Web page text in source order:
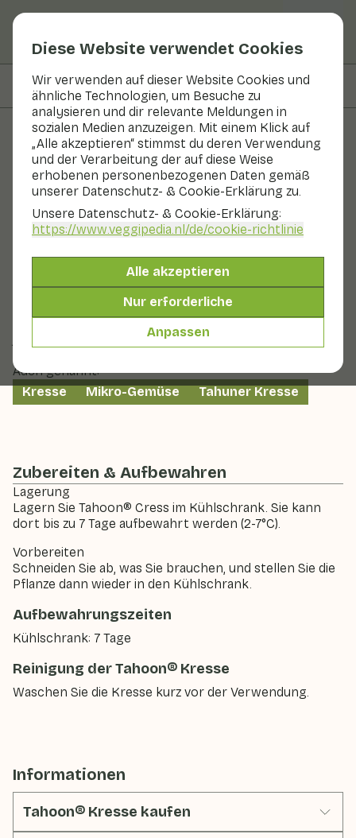
Diese Website verwendet Cookies
Wir verwenden auf dieser Website Cookies und
ähnliche Technologien, um Besuche zu
analysieren und dir relevante Meldungen in
sozialen Medien anzuzeigen. Mit einem Klick auf
„Alle akzeptieren“ stimmst du deren Verwendung
und der Verarbeitung der auf diese Weise
erhobenen personenbezogenen Daten gemäß
unserer Datenschutz- & Cookie-Erklärung zu.
Unsere Datenschutz- & Cookie-Erklärung:
https://www.veggipedia.nl/de/cookie-richtlinie
Alle akzeptieren
Nur erforderliche
Anpassen
Auf dieser Seite Verfügbarkeit
Obst und Gemüse
Tahoon Kresse®
In Saison Gemüse Kühlschrank
Pilz- und Bucheckernaroma beschrieben. Der
Geschmack bleibt lange erhalten. Tahoon® Cress ist
der Spross eines Baumes, der im Himalaya wächst. Im
zeitigen Frühjahr suchen die Frauen unter den Bäumen
nach den frisch gekeimten Samen dieses Baumes. Die
jungen Sprossen werden dann in Gerichten
Auch genannt:
Kresse
Mikro-Gemüse Tahuner Kresse
Zubereiten & Aufbewahren
Lagerung
Lagern Sie Tahoon® Cress im Kühlschrank. Sie kann
dort bis zu 7 Tage aufbewahrt werden (2-7°C).
Vorbereiten
Schneiden Sie ab, was Sie brauchen, und stellen Sie die
Pflanze dann wieder in den Kühlschrank.
Aufbewahrungszeiten
Kühlschrank: 7 Tage
Reinigung der Tahoon® Kresse
Waschen Sie die Kresse kurz vor der Verwendung.
Informationen
Tahoon® Kresse kaufen